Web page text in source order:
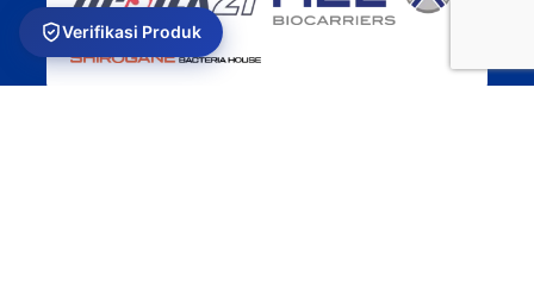
Verifikasi Produk